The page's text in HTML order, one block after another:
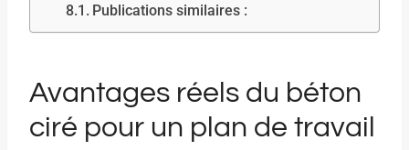
Publications similaires :
Avantages réels du béton
ciré pour un plan de travail